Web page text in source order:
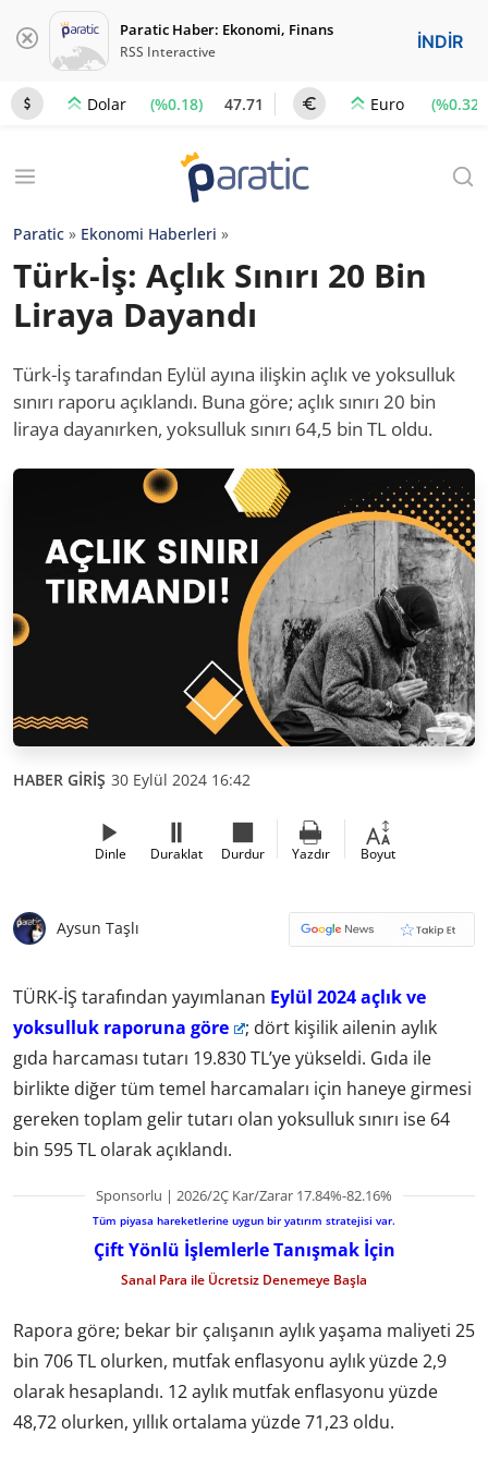
Paratic Haber: Ekonomi, Finans
RSS Interactive İNDİR
Dolar (%0.18) 47.71 Euro (%0.32)
Paratic » Ekonomi Haberleri »
Türk-İş: Açlık Sınırı 20 Bin
Liraya Dayandı
Türk-İş tarafından Eylül ayına ilişkin açlık ve yoksulluk
sınırı raporu açıklandı. Buna göre; açlık sınırı 20 bin
liraya dayanırken, yoksulluk sınırı 64,5 bin TL oldu.
HABER GİRİŞ 30 Eylül 2024 16:42
Dinle Duraklat Durdur Yazdır Boyut
Aysun Taşlı
TÜRK-İŞ tarafından yayımlanan Eylül 2024 açlık ve
yoksulluk raporuna göre
; dört kişilik ailenin aylık
gıda harcaması tutarı 19.830 TL’ye yükseldi. Gıda ile
birlikte diğer tüm temel harcamaları için haneye girmesi
gereken toplam gelir tutarı olan yoksulluk sınırı ise 64
bin 595 TL olarak açıklandı.
Sponsorlu | 2026/2Ç Kar/Zarar 17.84%-82.16%
Tüm piyasa hareketlerine uygun bir yatırım stratejisi var.
Çift Yönlü İşlemlerle Tanışmak İçin
Sanal Para ile Ücretsiz Denemeye Başla
Rapora göre; bekar bir çalışanın aylık yaşama maliyeti 25
bin 706 TL olurken, mutfak enflasyonu aylık yüzde 2,9
olarak hesaplandı. 12 aylık mutfak enflasyonu yüzde
48,72 olurken, yıllık ortalama yüzde 71,23 oldu.